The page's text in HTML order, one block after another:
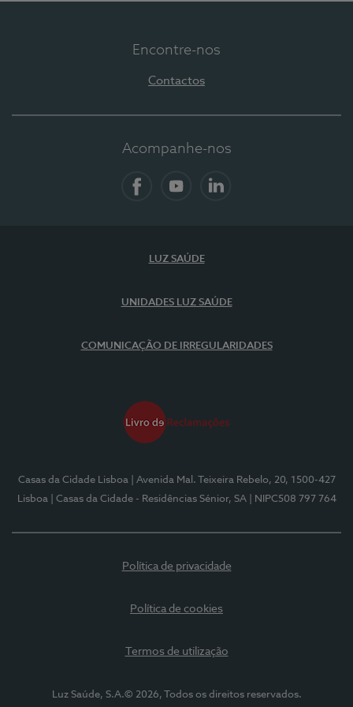
Encontre-nos
Contactos
Acompanhe-nos
LUZ SAÚDE
UNIDADES LUZ SAÚDE
COMUNICAÇÃO DE IRREGULARIDADES
Casas da Cidade Lisboa
| Avenida Mal. Teixeira Rebelo, 20, 1500-427
Lisboa
| Casas da Cidade - Residências Sénior, SA | NIPC508 797 764
Política de privacidade
Política de cookies
Termos de utilização
Luz Saúde, S.A.© 2026, Todos os direitos reservados.